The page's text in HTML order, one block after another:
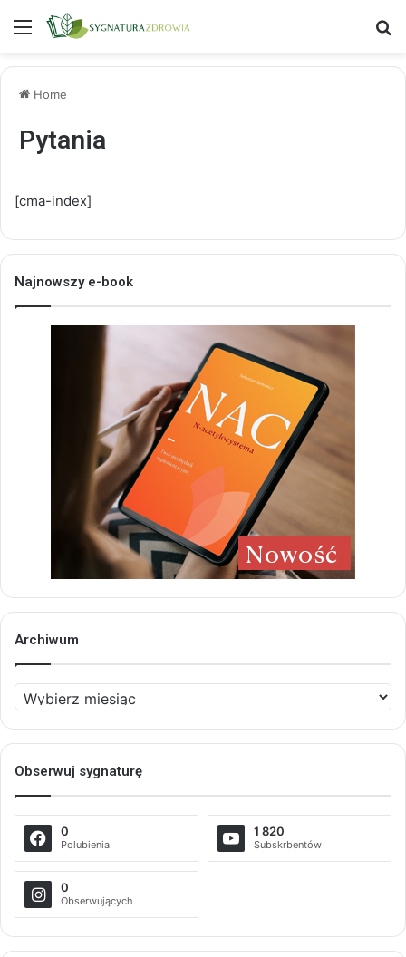
Menu
Home
Pytania
[cma-index]
Najnowszy e-book
Archiwum
Archiwum
Obserwuj sygnaturę
0
Polubienia
1 820
Subskrbentów
0
Obserwujących